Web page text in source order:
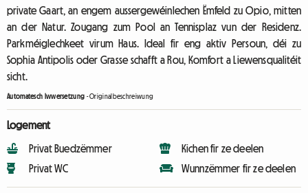
private Gaart, an engem aussergewéinlechen Ëmfeld zu Opio, mitten
an der Natur. Zougang zum Pool an Tennisplaz vun der Residenz.
Parkméiglechkeet virum Haus. Ideal fir eng aktiv Persoun, déi zu
Sophia Antipolis oder Grasse schafft a Rou, Komfort a Liewensqualitéit
sicht.
Automatesch Iwwersetzung -Originalbeschreiwung
Logement
Privat Buedzëmmer
Privat WC
Kichen fir ze deelen
Wunnzëmmer fir ze deelen